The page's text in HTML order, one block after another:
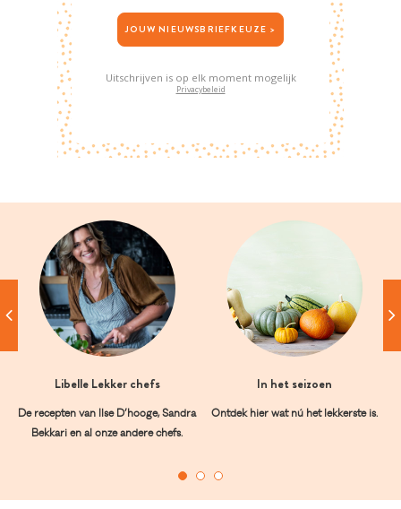
JOUW NIEUWSBRIEFKEUZE >
Uitschrijven is op elk moment mogelijk
Privacybeleid
Libelle Lekker chefs
De recepten van Ilse D’hooge, Sandra
Bekkari en al onze andere chefs.
In het seizoen
Ontdek hier wat nú het lekkerste is.